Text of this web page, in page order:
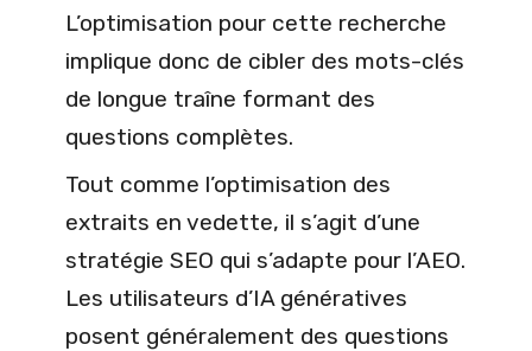
L’optimisation pour cette recherche
implique donc de cibler des mots-clés
de longue traîne formant des
questions complètes.
Tout comme l’optimisation des
extraits en vedette, il s’agit d’une
stratégie SEO qui s’adapte pour l’AEO.
Les utilisateurs d’IA génératives
posent généralement des questions